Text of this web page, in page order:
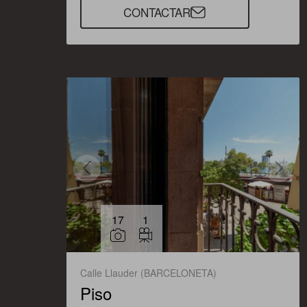
CONTACTAR
17 1
Calle Llauder (BARCELONETA)
Piso